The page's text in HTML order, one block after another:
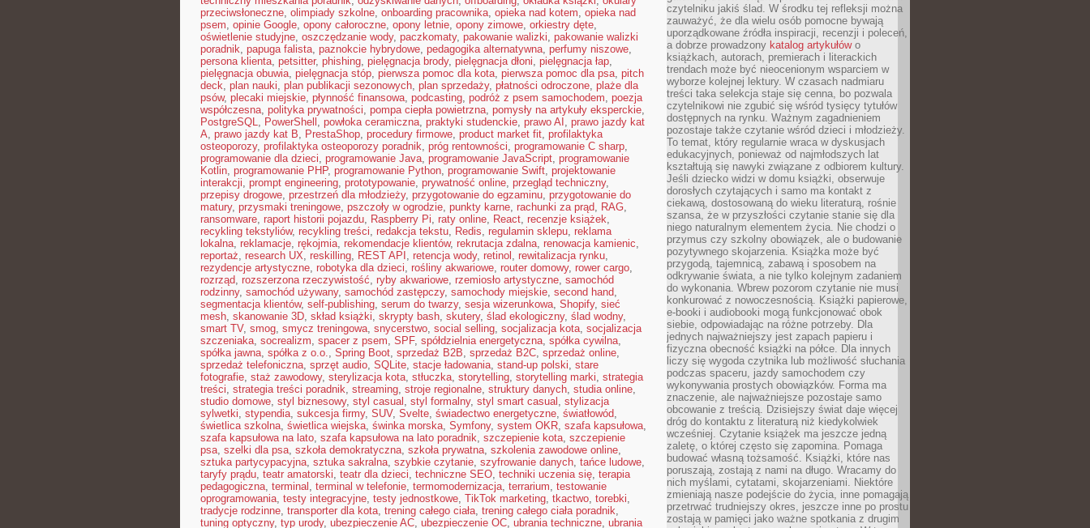
przeciwsłoneczne, olimpiady szkolne, onboarding pracownika, opieka nad kotem, opieka nad
psem, opinie Google, opony całoroczne, opony letnie, opony zimowe, orkiestry dęte,
oświetlenie studyjne, oszczędzanie wody, paczkomaty, pakowanie walizki, pakowanie walizki
poradnik, papuga falista, paznokcie hybrydowe, pedagogika alternatywna, perfumy niszowe,
persona klienta, petsitter, phishing, pielęgnacja brody, pielęgnacja dłoni, pielęgnacja łap,
pielęgnacja obuwia, pielęgnacja stóp, pierwsza pomoc dla kota, pierwsza pomoc dla psa, pitch
deck, plan nauki, plan publikacji sezonowych, plan sprzedaży, płatności odroczone, plaże dla
psów, plecaki miejskie, płynność finansowa, podcasting, podróż z psem samochodem, poezja
współczesna, polityka prywatności, pompa ciepła powietrzna, pomysły na artykuły eksperckie,
PostgreSQL, PowerShell , powłoka ceramiczna, praktyki studenckie, prawo AI , prawo jazdy kat
A, prawo jazdy kat B, PrestaShop, procedury firmowe, product market fit, profilaktyka
osteoporozy, profilaktyka osteoporozy poradnik, próg rentowności, programowanie C sharp,
programowanie dla dzieci, programowanie Java, programowanie JavaScript, programowanie
Kotlin, programowanie PHP, programowanie Python, programowanie Swift, projektowanie
interakcji, prompt engineering, prototypowanie, prywatność online, przegląd techniczny,
przepisy drogowe, przestrzeń dla młodzieży, przygotowanie do egzaminu, przygotowanie do
matury, przysmaki treningowe, pszczoły w ogrodzie, punkty karne, rachunki za prąd, RAG,
ransomware, raport historii pojazdu, Raspberry Pi, raty online, React, recenzje książek,
recykling tekstyliów, recykling treści, redakcja tekstu, Redis, regulamin sklepu, reklama
lokalna, reklamacje, rękojmia, rekomendacje klientów, rekrutacja zdalna, renowacja kamienic,
reportaż, research UX, reskilling, REST API , retencja wody, retinol , rewitalizacja rynku,
rezydencje artystyczne, robotyka dla dzieci, rośliny akwariowe, router domowy, rower cargo,
rozrząd, rozszerzona rzeczywistość, ryby akwariowe, rzemiosło artystyczne, samochód
rodzinny, samochód używany, samochód zastępczy, samochody miejskie, second hand,
segmentacja klientów, self-publishing, serum do twarzy, sesja wizerunkowa, Shopify, sieć
mesh, skanowanie 3D, skład książki, skrypty bash, skutery, ślad ekologiczny, ślad wodny,
smart TV, smog, smycz treningowa, snycerstwo, social selling, socjalizacja kota, socjalizacja
szczeniaka, socrealizm, spacer z psem, SPF, spółdzielnia energetyczna, spółka cywilna,
spółka jawna, spółka z o.o., Spring Boot, sprzedaż B2B, sprzedaż B2C, sprzedaż online,
sprzedaż telefoniczna, sprzęt audio, SQLite, stacje ładowania, stand-up polski, stare
fotografie, staż zawodowy, sterylizacja kota, stłuczka, storytelling, storytelling marki, strategia
treści, strategia treści poradnik, streaming, stroje regionalne, struktury danych, studia online,
studio domowe, styl biznesowy, styl casual , styl formalny, styl smart casual , stylizacja
sylwetki, stypendia, sukcesja firmy, SUV, Svelte, świadectwo energetyczne, światłowód,
świetlica szkolna, świetlica wiejska, świnka morska, Symfony, system OKR, szafa kapsułowa,
szafa kapsułowa na lato, szafa kapsułowa na lato poradnik, szczepienie kota, szczepienie
psa, szelki dla psa, szkoła demokratyczna, szkoła prywatna, szkolenia zawodowe online,
sztuka partycypacyjna, sztuka sakralna, szybkie czytanie, szyfrowanie danych, tańce ludowe,
taryfy prądu, teatr amatorski, teatr dla dzieci, techniczne SEO, techniki uczenia się, terapia
pedagogiczna, terminal , terminal w telefonie, termomodernizacja, terrarium, testowanie
oprogramowania, testy integracyjne, testy jednostkowe, TikTok marketing, tkactwo, torebki,
tradycje rodzinne, transporter dla kota, trening całego ciała, trening całego ciała poradnik,
tuning optyczny, typ urody, ubezpieczenie AC, ubezpieczenie OC, ubrania techniczne, ubrania
czytelniku jakiś ślad. W środku tej refleksji można
zauważyć, że dla wielu osób pomocne bywają
uporządkowane źródła inspiracji, recenzji i poleceń,
a dobrze prowadzony katalog artykułówo
książkach, autorach, premierach i literackich
trendach może być nieocenionym wsparciem w
wyborze kolejnej lektury. W czasach nadmiaru
treści taka selekcja staje się cenna, bo pozwala
czytelnikowi nie zgubić się wśród tysięcy tytułów
dostępnych na rynku. Ważnym zagadnieniem
pozostaje także czytanie wśród dzieci i młodzieży.
To temat, który regularnie wraca w dyskusjach
edukacyjnych, ponieważ od najmłodszych lat
kształtują się nawyki związane z odbiorem kultury.
Jeśli dziecko widzi w domu książki, obserwuje
dorosłych czytających i samo ma kontakt z
ciekawą, dostosowaną do wieku literaturą, rośnie
szansa, że w przyszłości czytanie stanie się dla
niego naturalnym elementem życia. Nie chodzi o
przymus czy szkolny obowiązek, ale o budowanie
pozytywnego skojarzenia. Książka może być
przygodą, tajemnicą, zabawą i sposobem na
odkrywanie świata, a nie tylko kolejnym zadaniem
do wykonania. Wbrew pozorom czytanie nie musi
konkurować z nowoczesnością. Książki papierowe,
e-booki i audiobooki mogą funkcjonować obok
siebie, odpowiadając na różne potrzeby. Dla
jednych najważniejszy jest zapach papieru i
fizyczna obecność książki na półce. Dla innych
liczy się wygoda czytnika lub możliwość słuchania
podczas spaceru, jazdy samochodem czy
wykonywania prostych obowiązków. Forma ma
znaczenie, ale najważniejsze pozostaje samo
obcowanie z treścią. Dzisiejszy świat daje więcej
dróg do kontaktu z literaturą niż kiedykolwiek
wcześniej. Czytanie książek ma jeszcze jedną
zaletę, o której często się zapomina. Pomaga
budować własną tożsamość. Książki, które nas
poruszają, zostają z nami na długo. Wracamy do
nich myślami, cytatami, skojarzeniami. Niektóre
zmieniają nasze podejście do życia, inne pomagają
przetrwać trudniejszy okres, jeszcze inne po prostu
zostają w pamięci jako ważne spotkania z drugim